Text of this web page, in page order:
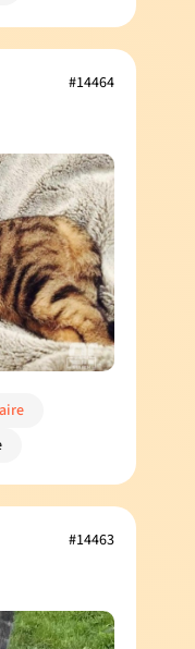
#14464
#14463